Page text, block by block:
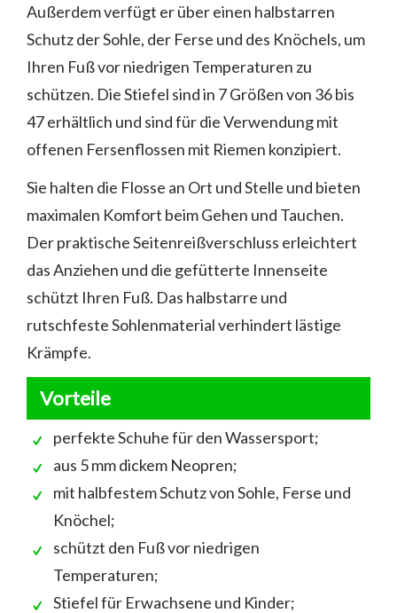
Außerdem verfügt er über einen halbstarren
Schutz der Sohle, der Ferse und des Knöchels, um
Ihren Fuß vor niedrigen Temperaturen zu
schützen. Die Stiefel sind in 7 Größen von 36 bis
47 erhältlich und sind für die Verwendung mit
offenen Fersenflossen mit Riemen konzipiert.
Sie halten die Flosse an Ort und Stelle und bieten
maximalen Komfort beim Gehen und Tauchen.
Der praktische Seitenreißverschluss erleichtert
das Anziehen und die gefütterte Innenseite
schützt Ihren Fuß. Das halbstarre und
rutschfeste Sohlenmaterial verhindert lästige
Krämpfe.
Vorteile
perfekte Schuhe für den Wassersport;
aus 5 mm dickem Neopren;
mit halbfestem Schutz von Sohle, Ferse und
Knöchel;
schützt den Fuß vor niedrigen
Temperaturen;
Stiefel für Erwachsene und Kinder;